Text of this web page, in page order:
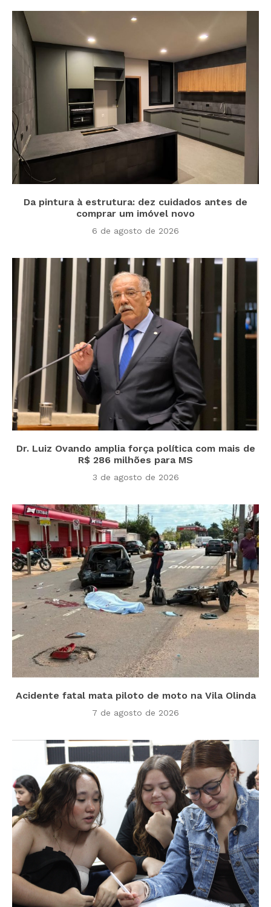
Da pintura à estrutura: dez cuidados antes de
comprar um imóvel novo
6 de agosto de 2026
Dr. Luiz Ovando amplia força política com mais de
R$ 286 milhões para MS
3 de agosto de 2026
Acidente fatal mata piloto de moto na Vila Olinda
7 de agosto de 2026